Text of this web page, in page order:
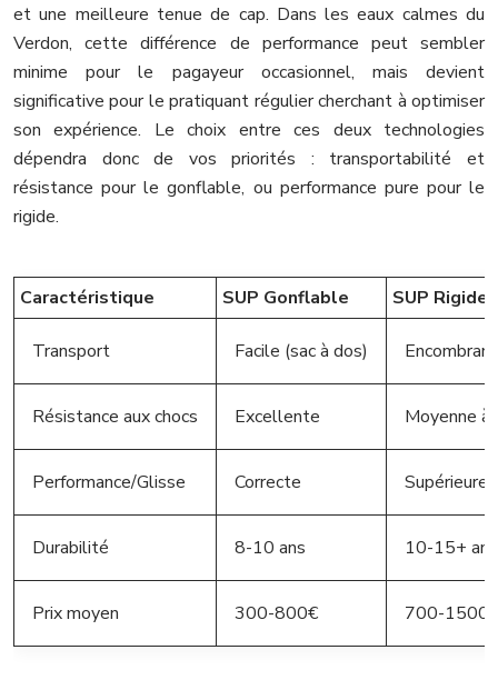
et une meilleure tenue de cap. Dans les eaux calmes du
Verdon, cette différence de performance peut sembler
minime pour le pagayeur occasionnel, mais devient
significative pour le pratiquant régulier cherchant à optimiser
son expérience. Le choix entre ces deux technologies
dépendra donc de vos priorités : transportabilité et
résistance pour le gonflable, ou performance pure pour le
rigide.
Caractéristique SUP Gonflable SUP Rigide
Transport Facile (sac à dos)
Résistance aux chocs Excellente Moyenne à
Performance/Glisse Correcte Supérieure
Durabilité 8-10 ans 10-15+ ans
Prix moyen 300-800€ 700-1500€